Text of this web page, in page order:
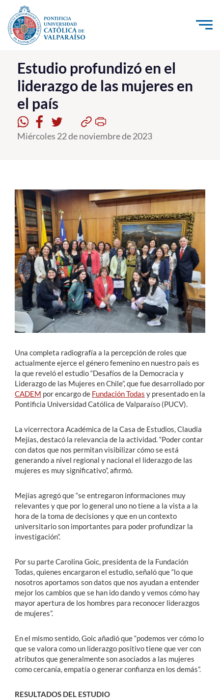
Click acá para ir directamente al contenido
La Universidad
Investigación, Creación e Innovación
PUCV Internacional
Vinculación con el Medio
Postgrado
Formación Continua
Estudiantes
Académicos
Funcionarios
Alumni
Estudio profundizó en el
liderazgo de las mujeres en
el país
Miércoles 22 de noviembre de 2023
Una completa radiografía a la percepción de roles que
actualmente ejerce el género femenino en nuestro país es
la que reveló el estudio “Desafíos de la Democracia y
Liderazgo de las Mujeres en Chile”, que fue desarrollado por
CADEM por encargo de Fundación Todas y presentado en la
Pontificia Universidad Católica de Valparaíso (PUCV).
La vicerrectora Académica de la Casa de Estudios, Claudia
Mejías, destacó la relevancia de la actividad. “Poder contar
con datos que nos permitan visibilizar cómo se está
generando a nivel regional y nacional el liderazgo de las
mujeres es muy significativo”, afirmó.
Mejías agregó que “se entregaron informaciones muy
relevantes y que por lo general uno no tiene a la vista a la
hora de la toma de decisiones y que en un contexto
universitario son importantes para poder profundizar la
investigación”.
Por su parte Carolina Goic, presidenta de la Fundación
Todas, quienes encargaron el estudio, señaló que “lo que
nosotros aportamos son datos que nos ayudan a entender
mejor los cambios que se han ido dando y vemos cómo hay
mayor apertura de los hombres para reconocer liderazgos
de mujeres”.
En el mismo sentido, Goic añadió que “podemos ver cómo lo
que se valora como un liderazgo positivo tiene que ver con
atributos que generalmente son asociados a las mujeres
como cercanía, empatía o generar confianza en los demás”.
RESULTADOS DEL ESTUDIO